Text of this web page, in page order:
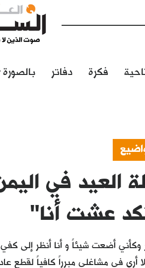
فكرة دفاتر بالصورة
العيد في
عشت أنا"
وكأني أضعت شيئاً و أنا أنظر إلى
لا أرى في مشاغلي مبرراً كافياً لقطع